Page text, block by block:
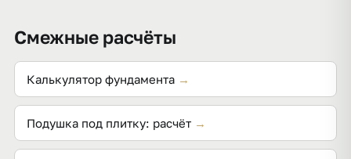
Смежные расчёты
Калькулятор фундамента →
Подушка под плитку: расчёт →